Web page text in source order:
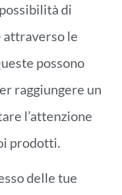
di
le
possono
raggiungere un
l’attenzione
prodotti.
delle tue